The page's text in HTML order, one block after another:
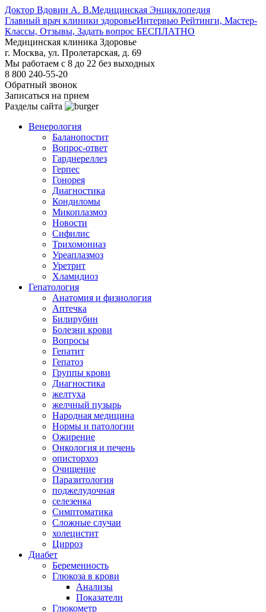
Доктор Вдовин А. В.Медицинская Энциклопедия
Главный врач клиники здоровьеИнтервью Рейтинги, Мастер-
Классы, Отзывы, Задать вопрос БЕСПЛАТНО
Медицинская клиника Здоровье
г. Москва, ул. Пролетарская, д. 69
Мы работаем с 8 до 22 без выходных
8 800 240-55-20
Обратный звонок
Записаться на прием
Разделы сайта
Венерология
Баланопостит
Вопрос-ответ
Гарднереллез
Герпес
Гонорея
Диагностика
Кондиломы
Микоплазмоз
Новости
Сифилис
Трихомониаз
Уреаплазмоз
Уретрит
Хламидиоз
Гепатология
Анатомия и физиология
Аптечка
Билирубин
Болезни крови
Вопросы
Гепатит
Гепатоз
Группы крови
Диагностика
желтуха
желчный пузырь
Народная медицина
Нормы и патологии
Ожирение
Онкология и печень
описторхоз
Очищение
Паразитология
поджелудочная
селезенка
Симптоматика
Сложные случаи
холецистит
Цирроз
Диабет
Беременность
Глюкоза в крови
Анализы
Показатели
Глюкометр